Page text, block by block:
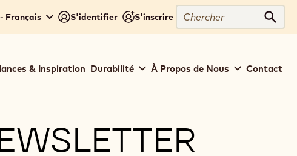
Français S'identifier S'inscrire
Chercher
& Inspiration Durabilité À Propos de Nous Contact